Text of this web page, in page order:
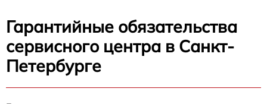
Гарантийные обязательства
сервисного центра в Санкт-
Петербурге